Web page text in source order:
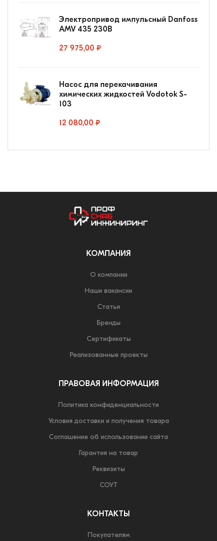
Электропривод импульсный Danfoss
AMV 435 230В
27 975,00 ₽
Насос для перекачивания
химических жидкостей Vodotok S-
103
12 080,00 ₽
КОМПАНИЯ
О компании
Наши вакансии
Статьи
Бренды
Сертификаты
Реализованные проекты
ПРАВОВАЯ ИНФОРМАЦИЯ
Политика конфиденциальности
Условия доставки и получения товара
Соглашение об использовании сайта
Гарантия на товар
Реквизиты
СОУТ
КОНТАКТЫ
Покупателям